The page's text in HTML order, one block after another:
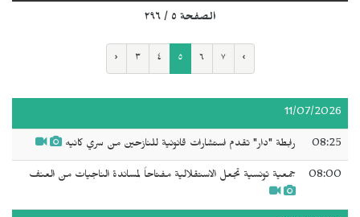
الصفحة ٥ / ٢٩٦
‹ ٣ ٤ ٥ ٦ ٧ ›
11/07/2026
08:25 رابطة "دار" تقدم استشارات قانونية للنازحين من سري كانيه
08:00 جمعية تونسية تجعل الاستقلالية مفتاحاً لمساندة الناجيات من العنف